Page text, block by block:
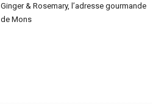
Ginger & Rosemary, l’adresse gourmande
de Mons